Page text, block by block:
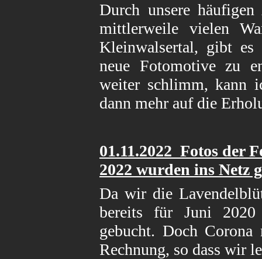
Durch unsere
mittlerweile vielen
Kleinwalsertal, gibt
neue Fotomotive zu
weiter schlimm, kann
dann mehr auf die
01.11.2022 Fotos der
2022 wurden ins Netz
Da wir die
bereits für Juni 2020
gebucht. Doch
Rechnung, so dass wir